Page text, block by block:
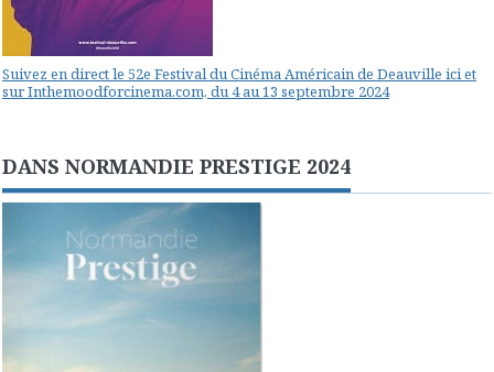
Suivez en direct le 52e Festival du Cinéma Américain de Deauville ici et
sur Inthemoodforcinema.com, du 4 au 13 septembre 2024
DANS NORMANDIE PRESTIGE 2024